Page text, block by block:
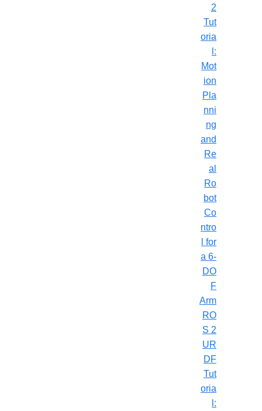
2
Tut
oria
l:
Mot
ion
Pla
nni
ng
and
Re
al
Ro
bot
Co
ntro
l for
a 6-
DO
F
Arm
RO
S 2
UR
DF
Tut
oria
l: